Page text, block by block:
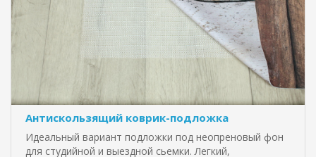
Антискользящий коврик-подложка
Идеальный вариант подложки под неопреновый фон
для студийной и выездной сьемки. Легкий,